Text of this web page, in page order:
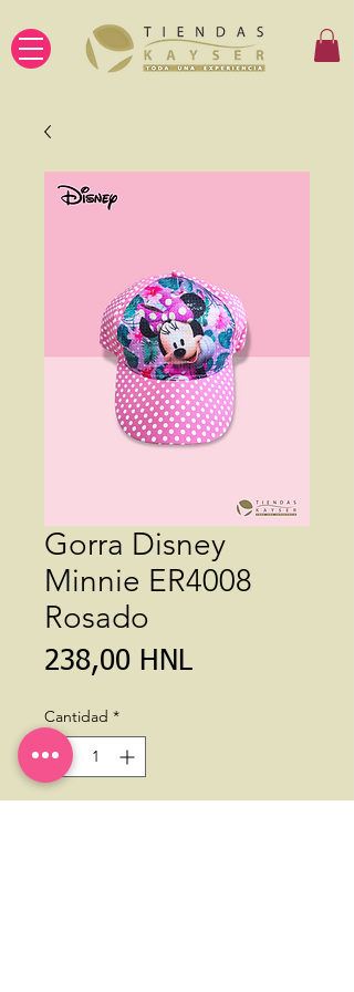
Gorra Disney
Minnie ER4008
Rosado
238,00 HNLPrecio
Cantidad *